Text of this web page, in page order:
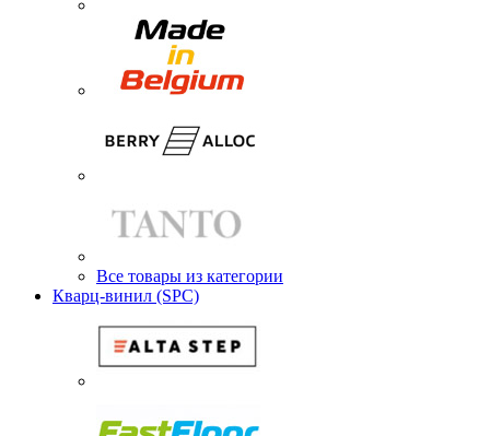
Все товары из категории
Кварц-винил (SPC)